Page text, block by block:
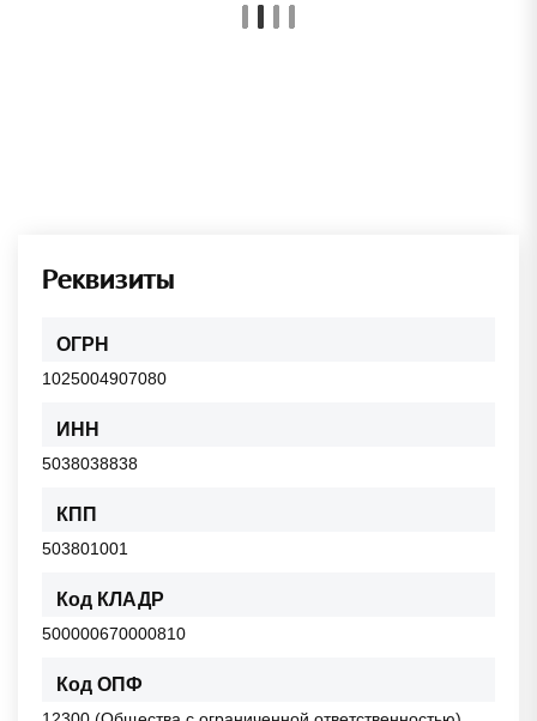
Реквизиты
ОГРН
1025004907080
ИНН
5038038838
КПП
503801001
Код КЛАДР
500000670000810
Код ОПФ